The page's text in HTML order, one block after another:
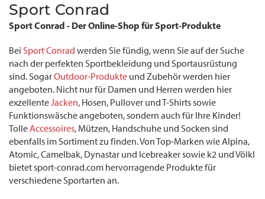
Sport Conrad
Sport Conrad - Der Online-Shop für Sport-Produkte
Bei Sport Conrad werden Sie fündig, wenn Sie auf der Suche
nach der perfekten Sportbekleidung und Sportausrüstung
sind. SogarOutdoor-Produkte und Zubehör werden hier
angeboten. Nicht nur für Damen und Herren werden hier
exzellenteJacken, Hosen, Pullover und T-Shirts sowie
Funktionswäsche angeboten, sondern auch für Ihre Kinder!
TolleAccessoires, Mützen, Handschuhe und Socken sind
ebenfalls im Sortiment zu finden. Von Top-Marken wie Alpina,
Atomic, Camelbak, Dynastar und Icebreaker sowie k2 und Völkl
bietet sport-conrad.com hervorragende Produkte für
verschiedene Sportarten an.